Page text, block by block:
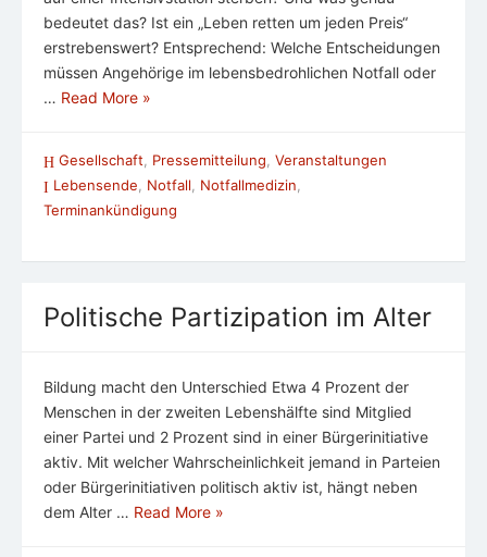
bedeutet das? Ist ein „Leben retten um jeden Preis“
erstrebenswert? Entsprechend: Welche Entscheidungen
müssen Angehörige im lebensbedrohlichen Notfall oder
… Read More »
Gesellschaft Pressemitteilung Veranstaltungen
Lebensende
Notfall Notfallmedizin
Terminankündigung
Politische Partizipation im Alter
Bildung macht den Unterschied Etwa 4 Prozent der
Menschen in der zweiten Lebenshälfte sind Mitglied
einer Partei und 2 Prozent sind in einer Bürgerinitiative
aktiv. Mit welcher Wahrscheinlichkeit jemand in Parteien
oder Bürgerinitiativen politisch aktiv ist, hängt neben
dem Alter … Read More »